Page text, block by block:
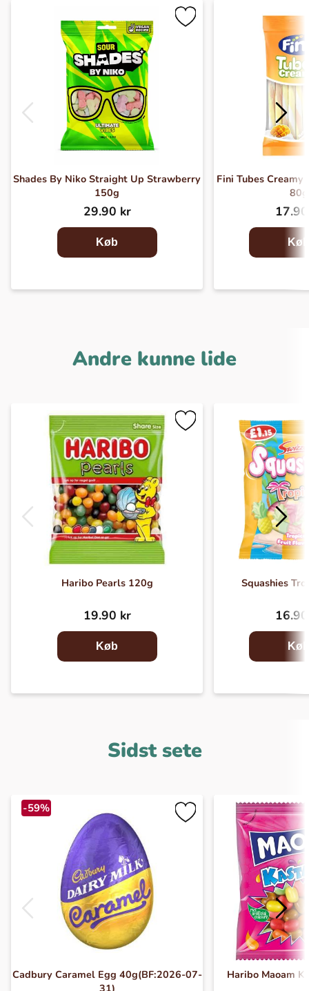
Shades By Niko Straight Up Strawberry
150g
29.90 kr
Køb
Fini Tubes Creamy
80g
Køb
Andre kunne lide
Haribo Pearls 120g
19.90 kr
Køb
Squashies
Køb
Sidst sete
-59%
Cadbury Caramel Egg 40g(BF:2026-07-
31)
Haribo Maoam